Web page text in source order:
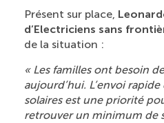
Présent sur place,
d’Electriciens sans
de la situation :
« Les familles ont besoin
aujourd’hui. L’envoi
solaires est une priorité
retrouver un minimum de